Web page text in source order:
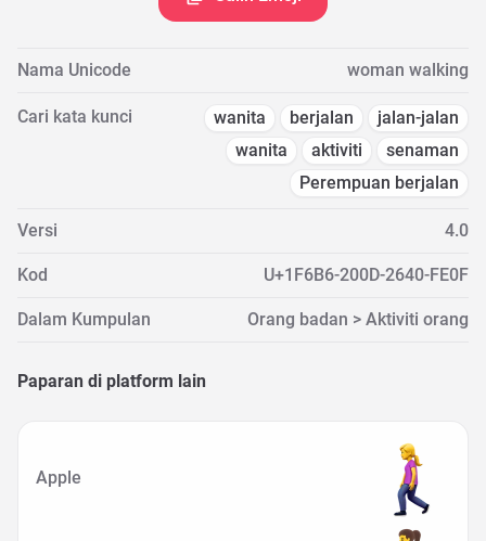
Nama Unicode woman walking
Cari kata kunci wanita berjalan
jalan-jalan
wanita
aktiviti
senaman
Perempuan berjalan
Versi 4.0
Kod U+1F6B6-200D-2640-FE0F
Dalam Kumpulan Orang badan > Aktiviti orang
Paparan di platform lain
Apple